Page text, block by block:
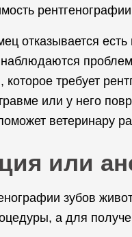
рентгенографии
отказывается
требует
или у него
ветеринару
или
зубов
а для